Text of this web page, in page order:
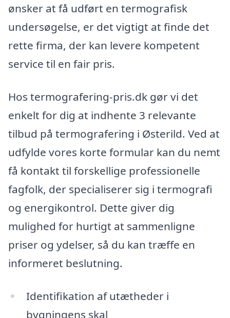
ønsker at få udført en termografisk
undersøgelse, er det vigtigt at finde det
rette firma, der kan levere kompetent
service til en fair pris.
Hos termografering-pris.dk gør vi det
enkelt for dig at indhente 3 relevante
tilbud på termografering i Østerild. Ved at
udfylde vores korte formular kan du nemt
få kontakt til forskellige professionelle
fagfolk, der specialiserer sig i termografi
og energikontrol. Dette giver dig
mulighed for hurtigt at sammenligne
priser og ydelser, så du kan træffe en
informeret beslutning.
Identifikation af utætheder i
bygningens skal